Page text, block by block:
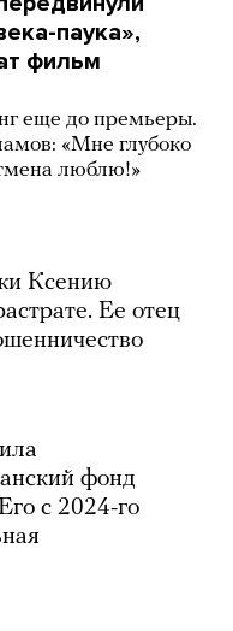
паука»,
фильм
еще до премьеры.
«Мне глубоко
люблю!»
Ксению
Ее отец
фонд
с 2024-го